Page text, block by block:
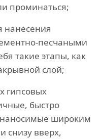
проминаться;
нанесения
песчаными
такие этапы, как
слой;
гипсовых
быстро
наносимые широким
снизу вверх,